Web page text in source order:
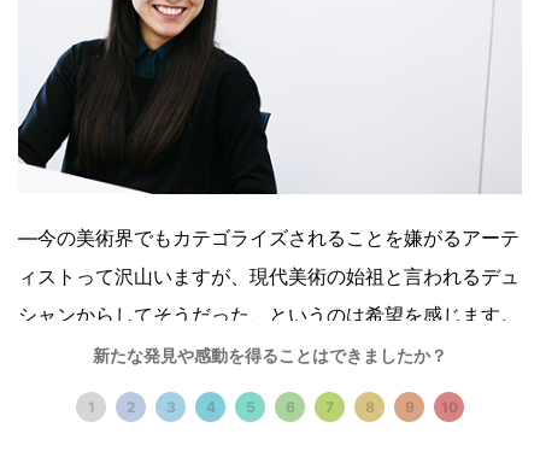
―今の美術界でもカテゴライズされることを嫌がるアーテ
ィストって沢山いますが、現代美術の始祖と言われるデュ
シャンからしてそうだった、というのは希望を感じます。
美術の歴史に照らし合わせて自分と自分の作品をいかに価
値付けていくかというのがアート界のパワーゲームなん
新たな発見や感動を得ることはできましたか？
1 2 3 4 5 6 7 8 9 10